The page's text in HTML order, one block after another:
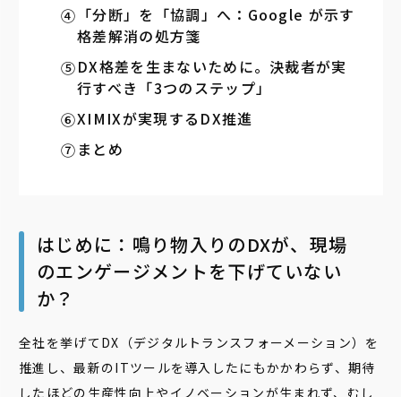
「分断」を「協調」へ：Google が示す
格差解消の処方箋
DX格差を生まないために。決裁者が実
行すべき「3つのステップ」
XIMIXが実現するDX推進
まとめ
はじめに：鳴り物入りのDXが、現場
のエンゲージメントを下げていない
か？
全社を挙げてDX（デジタルトランスフォーメーション）を
推進し、最新のITツールを導入したにもかかわらず、期待
したほどの生産性向上やイノベーションが生まれず、むし